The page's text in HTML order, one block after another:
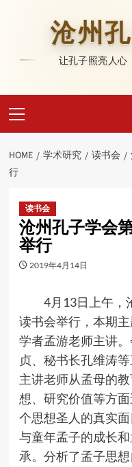
沧州
让孔子照亮人心
Menu
HOME 学术研究 读书会
行
读书会
沧州孔子学会
举行
2019年4月14日
4月13日上午，
读书会举行，本期
学者孟游老师主讲
贞、秘书长孔维涛
主讲老师从孟母的
想、研究价值等方
个思想圣人的真实
与童年孟子的成长
承。分析了孟子思